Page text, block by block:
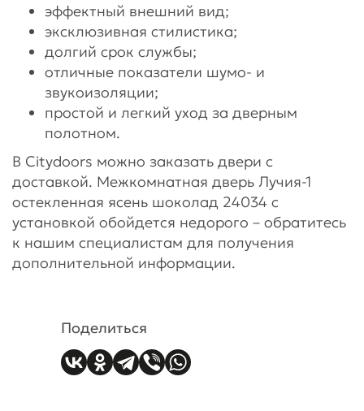
эффектный внешний вид;
эксклюзивная стилистика;
долгий срок службы;
отличные показатели шумо- и
звукоизоляции;
простой и легкий уход за дверным
полотном.
В Citydoors можно заказать двери с
доставкой. Межкомнатная дверь Лучия-1
остекленная ясень шоколад 24034 с
установкой обойдется недорого – обратитесь
к нашим специалистам для получения
дополнительной информации.
Поделиться